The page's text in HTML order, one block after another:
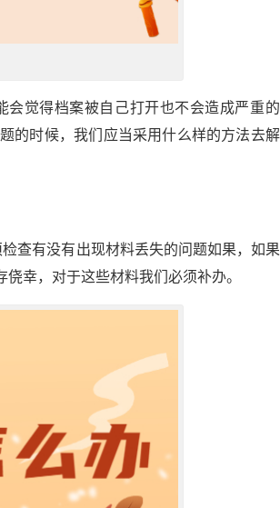
会觉得档案被自己打开也不会造成严重
的时候，我们应当采用什么样的方法去
查有没有出现材料丢失的问题如果，如
幸，对于这些材料我们必须补办。